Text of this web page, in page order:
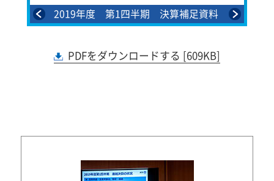
2019年度 第1四半期 決算補足資料
PDFをダウンロードする [609KB]